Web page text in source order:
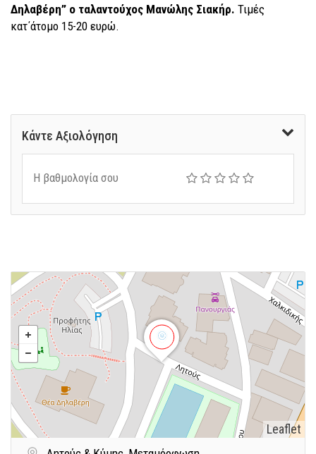
Δηλαβέρη” ο ταλαντούχος Μανώλης Σιακήρ. Τιμές
κατ΄άτομο 15-20 ευρώ.
Κάντε Αξιολόγηση
Η βαθμολογία σου
Leaflet